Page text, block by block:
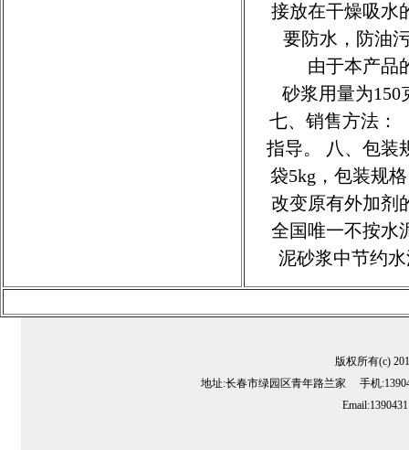
接放在干燥吸
要防水，防油
由于本产品的
砂浆用量为
七、销售方法
指导。 八、包
袋5kg，包装规
改变原有外加剂
全国唯一不按水
泥砂浆中节约
版权所有(c)
地址:长春市绿园区青年路兰家 手机